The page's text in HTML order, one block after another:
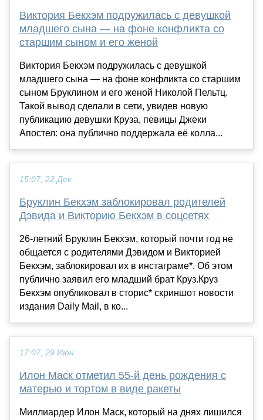
Виктория Бекхэм подружилась с девушкой
младшего сына — на фоне конфликта со
старшим сыном и его женой
Виктория Бекхэм подружилась с девушкой
младшего сына — на фоне конфликта со старшим
сыном Бруклином и его женой Николой Пельтц.
Такой вывод сделали в сети, увидев новую
публикацию девушки Круза, певицы Джеки
Апостел: она публично поддержала её колла...
15:07, 22 Дек
Бруклин Бекхэм заблокировал родителей
Дэвида и Викторию Бекхэм в соцсетях
26-летний Бруклин Бекхэм, который почти год не
общается с родителями Дэвидом и Викторией
Бекхэм, заблокировал их в инстаграме*. Об этом
публично заявил его младший брат Круз.Круз
Бекхэм опубликовал в сторис* скриншот новости
издания Daily Mail, в ко...
17:07, 29 Июн
Илон Маск отметил 55-й день рождения с
матерью и тортом в виде ракеты
Миллиардер Илон Маск, который на днях лишился